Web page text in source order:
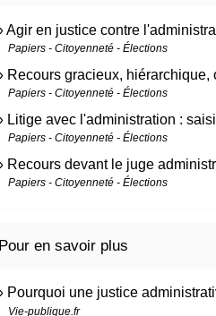
Agir en justice contre
Papiers - Citoyenneté - Élections
Recours gracieux, hiérarchique,
Papiers - Citoyenneté - Élections
Litige avec l'administration :
Papiers - Citoyenneté - Élections
Recours devant le juge
Papiers - Citoyenneté - Élections
Pour en savoir plus
Pourquoi une justice
Vie-publique.fr